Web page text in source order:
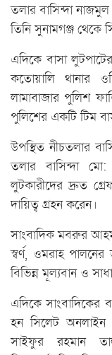
তলার বাসিন্দা
তিনি সুনামগঞ্জ থেকে
এদিকে বাসা
কতোয়ালি থানার
লামাবাজার পুলিশ
পুলিশের একটি টিম
উপস্থিত নীচতলার
তলার বাসিন্দা
লুটকারীদের দ্রুত
দায়িত্ব গ্রহন করেন।
সাংবাদিক মবরুর
স্বর্ণ, ওমরাহ
বিভিন্ন মূল্যবান ও
এদিকে সাংবাদিকের
হন সিলেট অনলাইন
সাইফুর রহমান